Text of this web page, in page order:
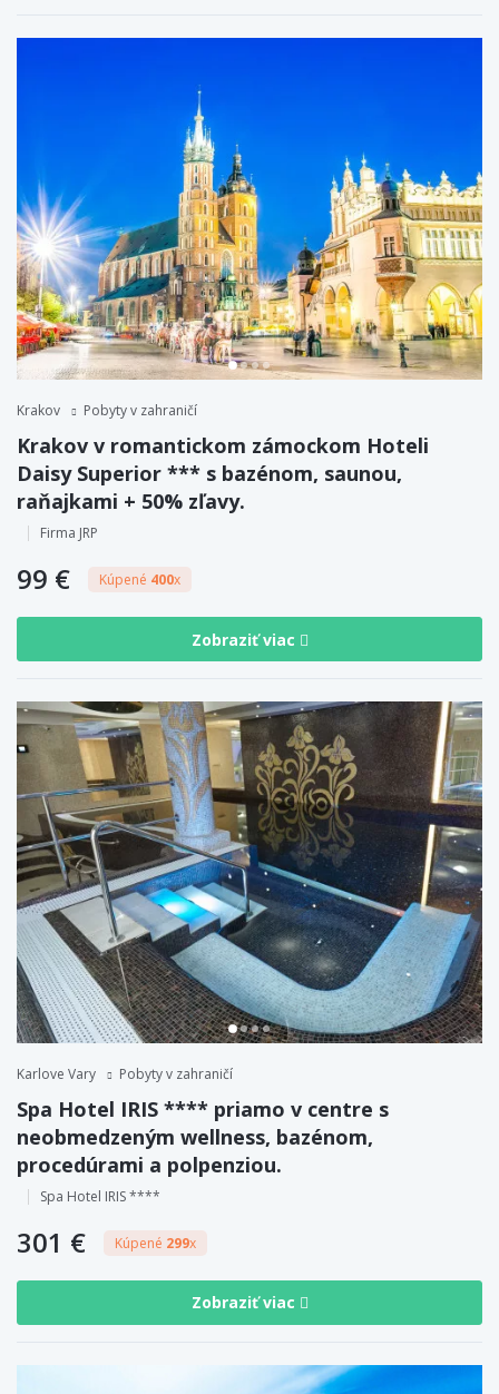
Krakov Pobyty v zahraničí
Krakov v romantickom zámockom Hoteli
Daisy Superior *** s bazénom, saunou,
raňajkami + 50% zľavy.
Firma JRP
99 € Kúpené 400x
Zobraziť viac
Karlove Vary Pobyty v zahraničí
Spa Hotel IRIS **** priamo v centre s
neobmedzeným wellness, bazénom,
procedúrami a polpenziou.
Spa Hotel IRIS ****
301 € Kúpené 299x
Zobraziť viac